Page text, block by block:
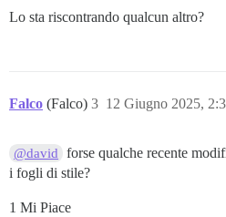
Lo sta riscontrando qualcun altro?
Falco (Falco) 12 Giugno 2025,
3
@david
forse qualche recente
i fogli di stile?
1 Mi Piace